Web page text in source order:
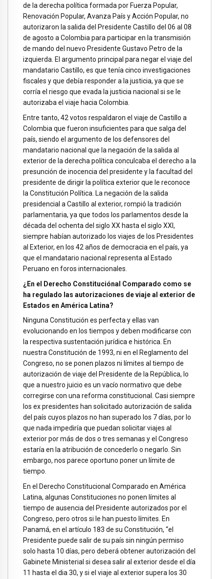
de la derecha política formada por Fuerza Popular,
Renovación Popular, Avanza País y Acción Popular, no
autorizaron la salida del Presidente Castillo del 06 al 08
de agosto a Colombia para participar en la transmisión
de mando del nuevo Presidente Gustavo Petro de la
izquierda. El argumento principal para negar el viaje del
mandatario Castillo, es que tenía cinco investigaciones
fiscales y que debía responder a la justicia, ya que se
corría el riesgo que evada la justicia nacional si se le
autorizaba el viaje hacia Colombia.
Entre tanto, 42 votos respaldaron el viaje de Castillo a
Colombia que fueron insuficientes para que salga del
país, siendo el argumento de los defensores del
mandatario nacional que la negación de la salida al
exterior de la derecha política conculcaba el derecho a la
presunción de inocencia del presidente y la facultad del
presidente de dirigir la política exterior que le reconoce
la Constitución Política. La negación de la salida
presidencial a Castillo al exterior, rompió la tradición
parlamentaria, ya que todos los parlamentos desde la
década del ochenta del siglo XX hasta el siglo XXI,
siempre habían autorizado los viajes de los Presidentes
al Exterior, en los 42 años de democracia en el país, ya
que el mandatario nacional representa al Estado
Peruano en foros internacionales.
¿En el Derecho Constituciónal Comparado como se
ha regulado las autorizaciones de viaje al exterior de
Estados en América Latina?
Ninguna Constitución es perfecta y ellas van
evolucionando en los tiempos y deben modificarse con
la respectiva sustentación jurídica e histórica. En
nuestra Constitución de 1993, ni en el Reglamento del
Congreso, no se ponen plazos ni límites al tiempo de
autorización de viaje del Presidente de la República, lo
que a nuestro juicio es un vacío normativo que debe
corregirse con una reforma constitucional. Casi siempre
los ex presidentes han solicitado autorización de salida
del país cuyos plazos no han superado los 7 días, por lo
que nada impediría que puedan solicitar viajes al
exterior por más de dos o tres semanas y el Congreso
estaría en la atribución de concederlo o negarlo. Sin
embargo, nos parece oportuno poner un límite de
tiempo.
En el Derecho Constitucional Comparado en América
Latina, algunas Constituciones no ponen límites al
tiempo de ausencia del Presidente autorizados por el
Congreso, pero otros si le han puesto límites. En
Panamá, en el artículo 183 de su Constitución, “el
Presidente puede salir de su país sin ningún permiso
solo hasta 10 días, pero deberá obtener autorización del
Gabinete Ministerial si desea salir al exterior desde el día
11 hasta el dia 30, y si el viaje al exterior supera los 30